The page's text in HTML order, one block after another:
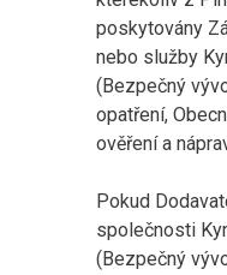
poskytovány
nebo služby
(Bezpečný
opatření,
ověření a
Pokud
společnosti
(Bezpečný